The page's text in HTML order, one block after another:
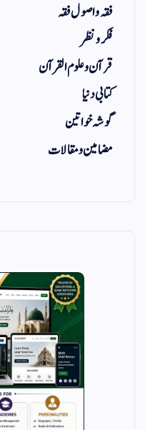
فقہ و اصول فقہ
فکر و نظر
قرآن و علوم القرآن
کتابی دنیا
گوشہ خواتین
مضامین و مقالات